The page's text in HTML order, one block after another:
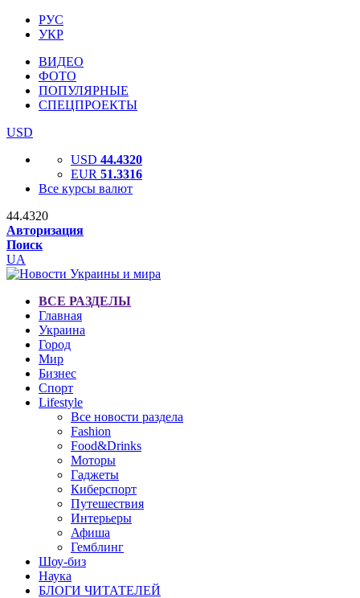
РУС
УКР
ВИДЕО
ФОТО
ПОПУЛЯРНЫЕ
СПЕЦПРОЕКТЫ
USD
USD 44.4320
EUR 51.3316
Все курсы валют
44.4320
Авторизация
Поиск
UA
ВСЕ РАЗДЕЛЫ
Главная
Украина
Город
Мир
Бизнес
Спорт
Lifestyle
Все новости раздела
Fashion
Food&Drinks
Моторы
Гаджеты
Киберспорт
Путешествия
Интерьеры
Афиша
Гемблинг
Шоу-биз
Наука
БЛОГИ ЧИТАТЕЛЕЙ